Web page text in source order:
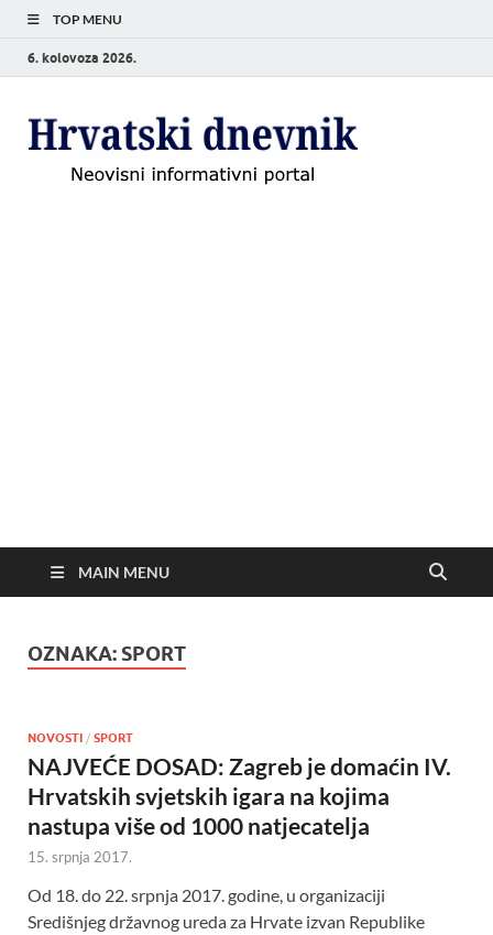
TOP MENU
6. kolovoza 2026.
MAIN MENU
OZNAKA: SPORT
NOVOSTI / SPORT
NAJVEĆE DOSAD: Zagreb je domaćin IV.
Hrvatskih svjetskih igara na kojima
nastupa više od 1000 natjecatelja
15. srpnja 2017.
Od 18. do 22. srpnja 2017. godine, u organizaciji
Središnjeg državnog ureda za Hrvate izvan Republike